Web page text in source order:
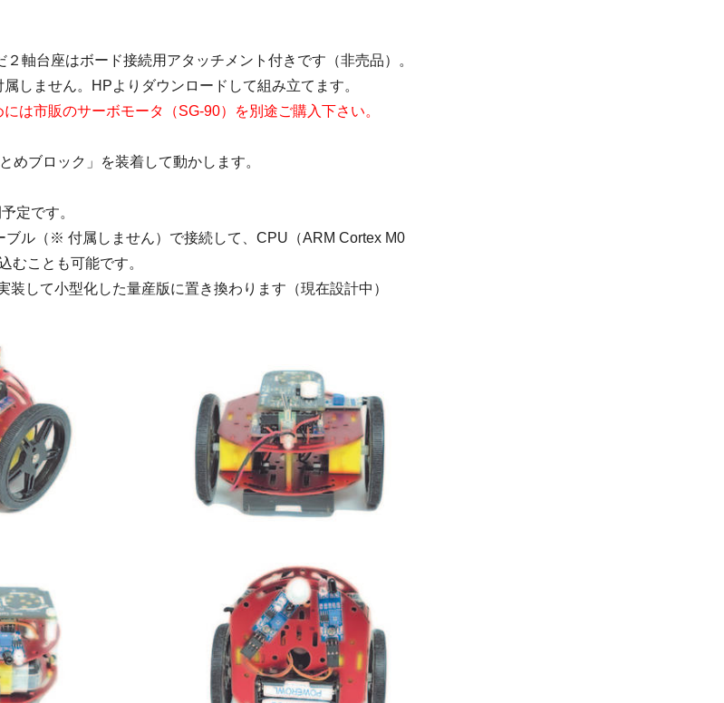
軸台座はボード接続用アタッチメント付きです（非売品）。
しません。HPよりダウンロードして組み立てます。
は市販のサーボモータ（SG-90）を別途ご購入下さい。
めブロック」を装着して動かします。
定です。
ブル（※ 付属しません）で接続して、CPU（ARM Cortex M0
むことも可能です。
して小型化した量産版に置き換わります（現在設計中）